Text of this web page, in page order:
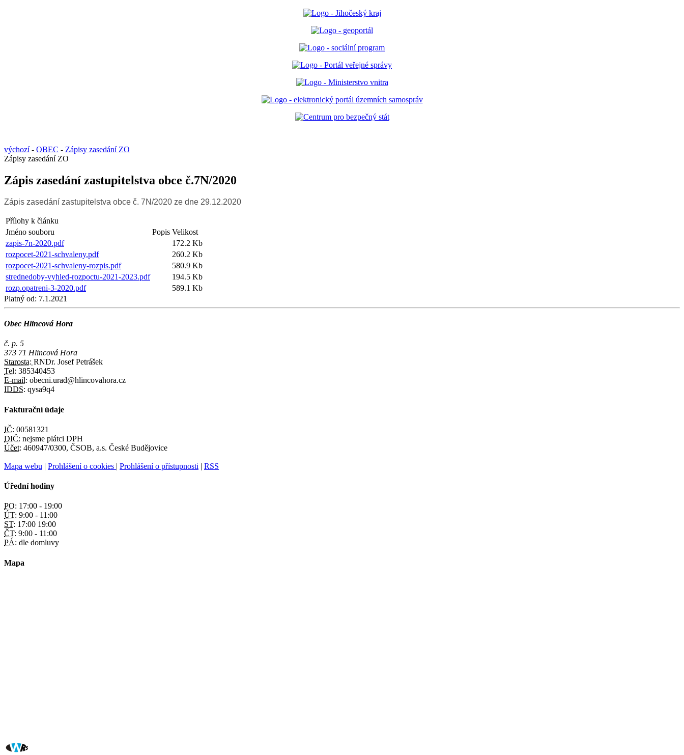
výchozí- OBEC - Zápisy zasedání ZO
Zápisy zasedání ZO
Zápis zasedání zastupitelstva obce č.7N/2020
Zápis zasedání zastupitelstva obce č. 7N/2020 ze dne 29.12.2020
Přílohy k článku
Jméno souboru
Popis Velikost
zapis-7n-2020.pdf
172.2 Kb
rozpocet-2021-schvaleny.pdf
260.2 Kb
rozpocet-2021-schvaleny-rozpis.pdf
580.9 Kb
strednedoby-vyhled-rozpoctu-2021-2023.pdf
194.5 Kb
rozp.opatreni-3-2020.pdf
589.1 Kb
Platný od: 7.1.2021
Obec Hlincová Hora
č. p. 5
373 71 Hlincová Hora
Starosta: RNDr. Josef Petrášek
Tel: 385340453
E-mail: obecni.urad@hlincovahora.cz
IDDS: qysa9q4
Fakturační údaje
IČ: 00581321
DIČ: nejsme plátci DPH
Účet: 460947/0300, ČSOB, a.s. České Budějovice
Mapa webu | Prohlášení o cookies | Prohlášení o přístupnosti | RSS
Úřední hodiny
PO: 17:00 - 19:00
ÚT: 9:00 - 11:00
ST: 17:00 19:00
ČT: 9:00 - 11:00
PÁ: dle domluvy
Mapa